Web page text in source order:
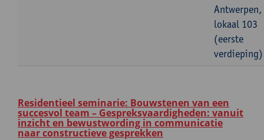
Antwerpen,
lokaal 103
(eerste
verdieping)
Residentieel seminarie: Bouwstenen van een
succesvol team – Gespreksvaardigheden: vanuit
inzicht en bewustwording in communicatie
naar constructieve gesprekken